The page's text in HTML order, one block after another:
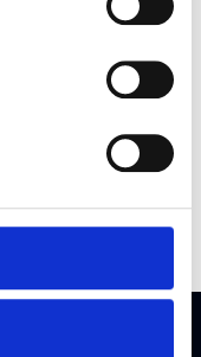
i
för Karis Telefons